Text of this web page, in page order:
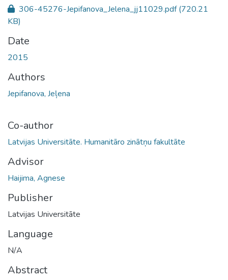
306-45276-Jepifanova_Jelena_jj11029.pdf(720.21
KB)
Date
2015
Authors
Jepifanova, Jeļena
Co-author
Latvijas Universitāte. Humanitāro zinātņu fakultāte
Advisor
Haijima, Agnese
Publisher
Latvijas Universitāte
Language
N/A
Abstract